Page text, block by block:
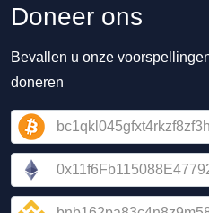
Doneer ons
Bevallen u onze
doneren